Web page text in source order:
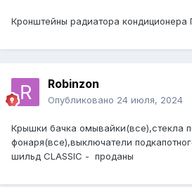
Кронштейны радиатора
Robinzon
Опубликовано 24 июля, 2024
Крышки бачка омывайки(все),стекла
фонаря(все),выключатели
шильд CLASSIC - проданы